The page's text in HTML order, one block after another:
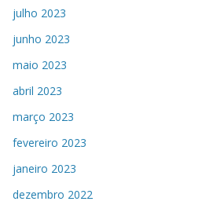
julho 2023
junho 2023
maio 2023
abril 2023
março 2023
fevereiro 2023
janeiro 2023
dezembro 2022